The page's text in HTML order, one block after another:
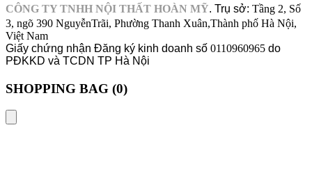
CÔNG TY TNHH NỘI THẤT HOÀN MỸ. Trụ sở: Tầng 2, Số
3, ngõ 390 NguyễnTrãi, Phường Thanh Xuân,Thành phố Hà Nội,
Việt Nam
Giấy chứng nhận Đăng ký kinh doanh số 0110960965 do
PĐKKD và TCDN TP Hà Nội
SHOPPING BAG (0)